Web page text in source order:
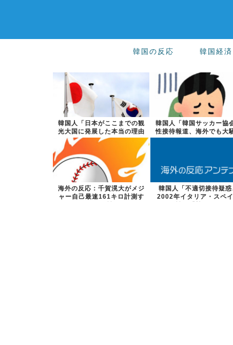
韓国の反応 韓国経済
韓国人「日本がここまでの観
光大国に発展した本当の理由
がこちら…」...
韓国人「韓国サッカー協
性接待報道、海外でも大
に・・・20...
海外の反応：千賀滉大がメジ
ャー自己最速161キロ計測す
韓国人「不適切接待疑惑
2002年イタリア・スペ